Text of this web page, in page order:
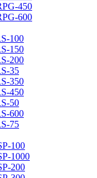
450
600
100
150
200
35
350
450
50
600
75
100
1000
200